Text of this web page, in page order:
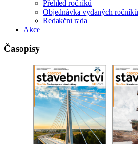
Přehled ročníků
Objednávka vydaných ročníků
Redakční rada
Akce
Časopisy